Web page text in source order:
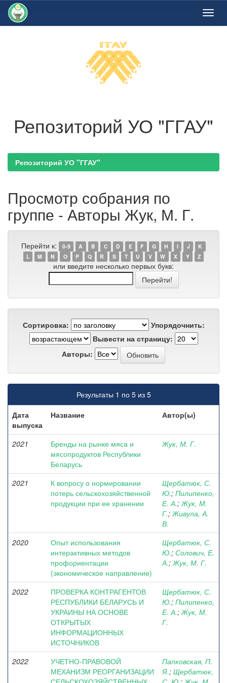
Репозиторий УО "ГГАУ"
Репозиторий УО "ГГАУ"
Просмотр собрания по
группе - Авторы Жук, М. Г.
Перейти к: 0-9 A B C D E F G H I J
K
L
M N O P Q R S T U V W X Y Z
или введите несколько первых букв:
Сортировка:
Упорядочнить:
Вывести на страницу:
Авторы:
Результаты 1 по 5 из 5
Дата
выпуска
Название Автор(ы)
2021
Бренды на рынке мяса и
мясопродуктов Республики
Беларусь
Жук, М. Г.
2021
К вопросу о нормировании
потерь сельскохозяйственной
продукции при ее хранении
Щербатюк, С.
Ю.; Пилипенко,
Е. А.;Жук, М.
Г.;Живула, А.
В.
2020
Опыт использования
интерактивных методов
профориентации
(экономическое направление)
Щербатюк, С.
Ю.; Солович, Е.
А.;Жук, М. Г.
2022
ПРОВЕРКА КОНТРАГЕНТОВ
РЕСПУБЛИКИ БЕЛАРУСЬ И
УКРАИНЫ НА ОСНОВЕ
ОТКРЫТЫХ
ИНФОРМАЦИОННЫХ
ИСТОЧНИКОВ
Щербатюк, С.
Ю.; Пилипенко,
Е. А.;Жук, М.
Г.
2022
УЧЕТНО-ПРАВОВОЙ
МЕХАНИЗМ РЕОРГАНИЗАЦИИ
Папковская, П.
Я.; Щербатюк,